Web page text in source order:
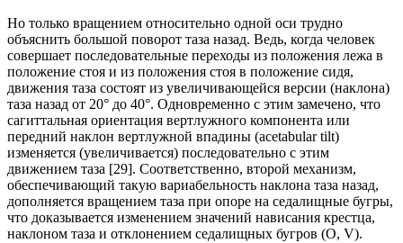
Но только вращением относительно одной оси трудно
объяснить большой поворот таза назад. Ведь, когда человек
совершает последовательные переходы из положения лежа в
положение стоя и из положения стоя в положение сидя,
движения таза состоят из увеличивающейся версии (наклона)
таза назад от 20° до 40°. Одновременно с этим замечено, что
сагиттальная ориентация вертлужного компонента или
передний наклон вертлужной впадины (acetabular tilt)
изменяется (увеличивается) последовательно с этим
движением таза [29]. Соответственно, второй механизм,
обеспечивающий такую вариабельность наклона таза назад,
дополняется вращением таза при опоре на седалищные бугры,
что доказывается изменением значений нависания крестца,
наклоном таза и отклонением седалищных бугров (O, V).